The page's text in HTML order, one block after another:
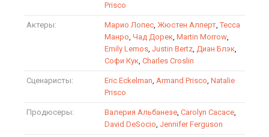
Prisco
Актеры: Марио Лопес, Жюстен Алперт,Тесса
Манро, Чад Дорек, Martin Morrow,
Emily Lemos, Justin Bertz, Диан Блэк,
Софи Кук, Charles Croslin
Сценаристы: Eric Eckelman, Armand Prisco, Natalie
Prisco
Продюсеры: Валерия Альбанезе, Carolyn Cacace,
David DeSocio, Jennifer Ferguson